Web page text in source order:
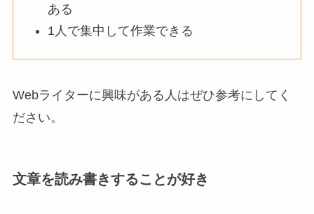
ある
1人で集中して作業できる
Webライターに興味がある人はぜひ参考にしてく
ださい。
文章を読み書きすることが好き